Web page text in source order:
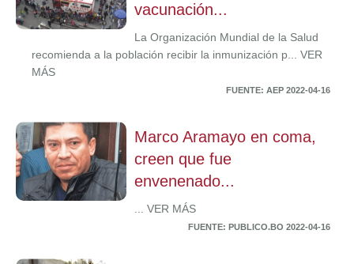
vacunación...
La Organización Mundial de la Salud
recomienda a la población recibir la inmunización p... VER
MÁS
FUENTE: AEP 2022-04-16
Marco Aramayo en coma,
creen que fue
envenenado...
... VER MÁS
FUENTE: PUBLICO.BO 2022-04-16